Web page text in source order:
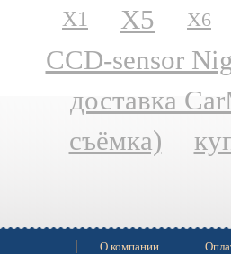
X1 X5 X6
CCD-sensor
доставка
съёмка)
О компании